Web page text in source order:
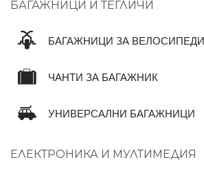
БАГАЖНИЦИ И ТЕГЛИЧИ
БАГАЖНИЦИ ЗА ВЕЛОСИПЕДИ
ЧАНТИ ЗА БАГАЖНИК
УНИВЕРСАЛНИ БАГАЖНИЦИ
ЕЛЕКТРОНИКА И МУЛТИМЕДИЯ